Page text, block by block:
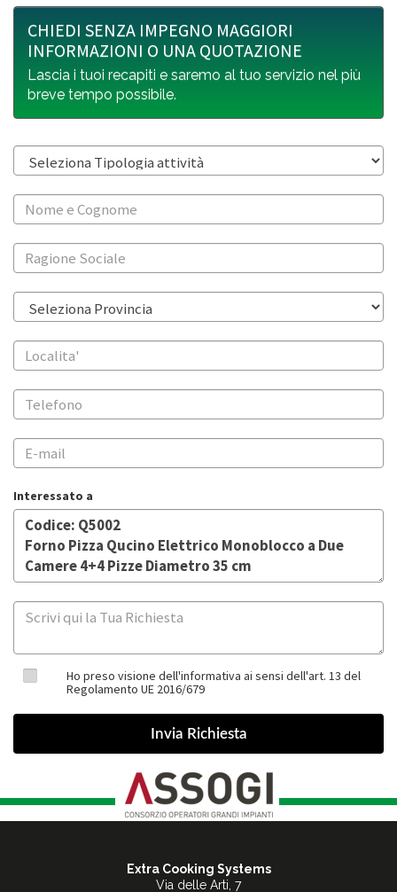
CHIEDI SENZA IMPEGNO MAGGIORI
INFORMAZIONI O UNA QUOTAZIONE
Lascia i tuoi recapiti e saremo al tuo servizio nel più
breve tempo possibile.
Interessato a
Ho preso visione dell'informativa ai sensi dell'art. 13 del
Regolamento UE 2016/679
Extra Cooking Systems
Via delle Arti, 7